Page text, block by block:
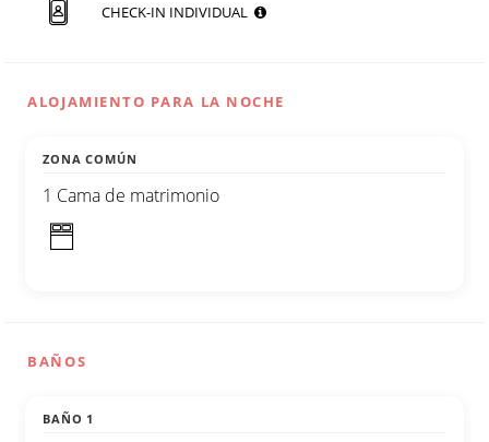
CHECK-IN INDIVIDUAL
ALOJAMIENTO PARA LA NOCHE
ZONA COMÚN
1 Cama de matrimonio
BAÑOS
BAÑO 1